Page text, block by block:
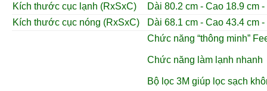
Kích thước cục lạnh (RxSxC)
Dài 80.2 cm - Cao 18.9 cm
Kích thước cục nóng (RxSxC)
Dài 68.1 cm - Cao 43.4 cm
Chức năng “thông minh”
Chức năng làm lạnh nhanh
Bộ lọc 3M giúp lọc sạch